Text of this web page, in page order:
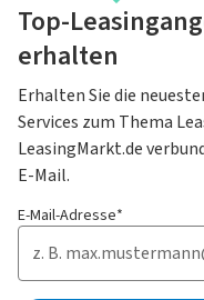
Top-
erhalten
Erhalten Sie die
Services zum Thema
LeasingMarkt.de
E-Mail.
E-Mail-Adresse*